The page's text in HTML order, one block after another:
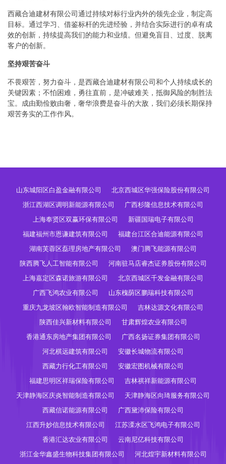
西藏合迪建材有限公司通过持续对标行业内外的领先企业，制定高
目标。通过学习、借鉴标杆的先进经验，并结合实际进行的卓有成
效的创新，持续提高我们的能力和业绩。但避免盲目、过度、脱离
客户的创新。
坚持艰苦奋斗
不畏艰苦，努力奋斗，是西藏合迪建材有限公司和个人持续成长的
关键因素；不怕困难，勇往直前，是冲破难关，抵御风险的制胜法
宝。成由勤俭败由奢，奢华浪费是奋斗的大敌，我们必须长期保持
艰苦务实的工作作风。
山东城阳区白盈金融有限公司
北京西城区华强保险股份有限公司
浙江西湖区调明新能源有限公司
广西杉隆信息技术有限公司
上海奉贤区双赢环保有限公司
新疆国瑞电子有限公司
福建福州市恩谦建筑有限公司
福建台江区合迪能源有限公司
湖南芙蓉区磊理房地产有限公司
澳门腾飞能源有限公司
陕西腾飞人工智能有限公司
河南驻马店睿杰证券股份有限公司
上海嘉定区森诺旅游有限公司
北京西城区千发金融有限公司
广西飞鸿农业有限公司
山东槐荫区鹏瑞科技有限公司
重庆九龙坡区翰欧智能制造有限公司
吉林达源文化有限公司
陕西佳兴新材料有限公司
甘肃辉煌农业有限公司
香港通东房地产集团有限公司
广西名扬证券集团有限公司
河北棋远建筑有限公司
安徽长城物流有限公司
西藏力行化工有限公司
安徽宏图机械有限公司
福建思明区祥瑞保险有限公司
吉林祺祥新能源有限公司
天津静海区庆炎智能制造有限公司
天津静海区向琦服务有限公司
西藏信诺能源有限公司
广西黛沛保险有限公司
江西升妙信息技术有限公司
江苏溧水区飞鸿电子有限公司
香港汇达农业有限公司
云南尼亿科技有限公司
浙江金华鑫盛生物科技集团有限公司
河北煌宇新材料有限公司